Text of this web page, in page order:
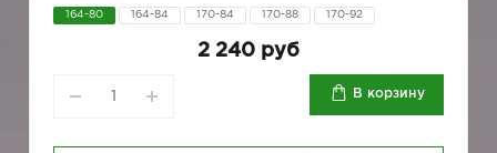
164-80 164-84 170-84 170-88 170-92
2 240 руб
В корзину